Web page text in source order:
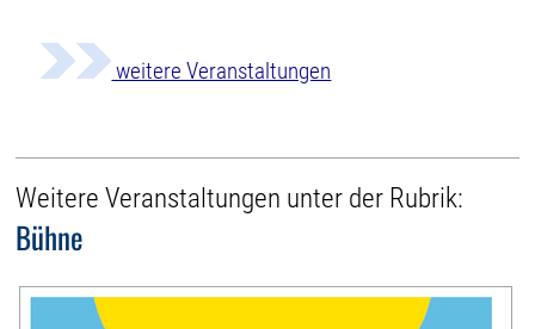
weitere Veranstaltungen
Weitere Veranstaltungen unter der Rubrik:
Bühne